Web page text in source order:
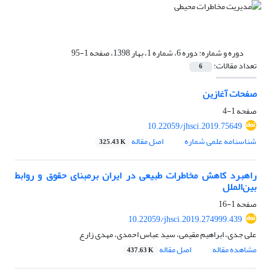
دوره و شماره:دوره 6، شماره 1، بهار 1398، صفحه 1-95
تعداد مقالات: 6
صفحات آغازین
صفحه1-4
10.22059/jhsci.2019.75649
شناسنامه علمی شماره
اصل مقاله 325.43 K
راهبرد کاهش مخاطرات طبیعی در ایران برمبنای حقوق و روابط
بین‌الملل
صفحه1-16
10.22059/jhsci.2019.274999.439
علی جدی، ابراهیم مقیمی، سید عباس احمدی، مهدی زارع
مشاهده مقاله
اصل مقاله 437.63 K